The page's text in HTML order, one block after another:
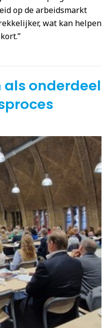
op de arbeidsmarkt
wat kan helpen
als onderdeel